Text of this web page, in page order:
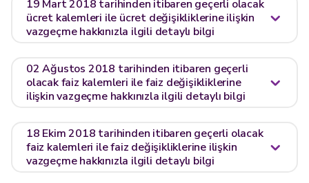
19 Mart 2018 tarihinden itibaren geçerli olacak
ücret kalemleri ile ücret değişikliklerine ilişkin
vazgeçme hakkınızla ilgili detaylı bilgi
02 Ağustos 2018 tarihinden itibaren geçerli
olacak faiz kalemleri ile faiz değişikliklerine
ilişkin vazgeçme hakkınızla ilgili detaylı bilgi
18 Ekim 2018 tarihinden itibaren geçerli olacak
faiz kalemleri ile faiz değişikliklerine ilişkin
vazgeçme hakkınızla ilgili detaylı bilgi